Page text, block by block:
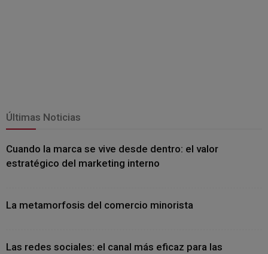
Últimas Noticias
Cuando la marca se vive desde dentro: el valor
estratégico del marketing interno
La metamorfosis del comercio minorista
Las redes sociales: el canal más eficaz para las